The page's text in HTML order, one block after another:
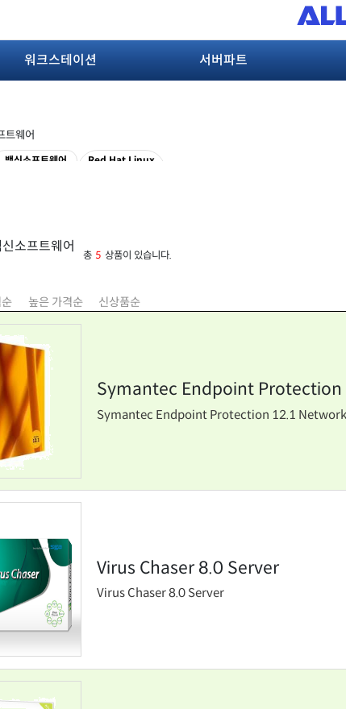
워크스테이션 서버파트
트웨어
백신소프트웨어 Red Hat Linux
소프트웨어
총 5 상품이 있습니다.
높은 가격순 신상품순
Symantec Endpoint
Symantec Endpoint Protection 12.1
Virus Chaser 8.0 Server
Virus Chaser 8.0 Server